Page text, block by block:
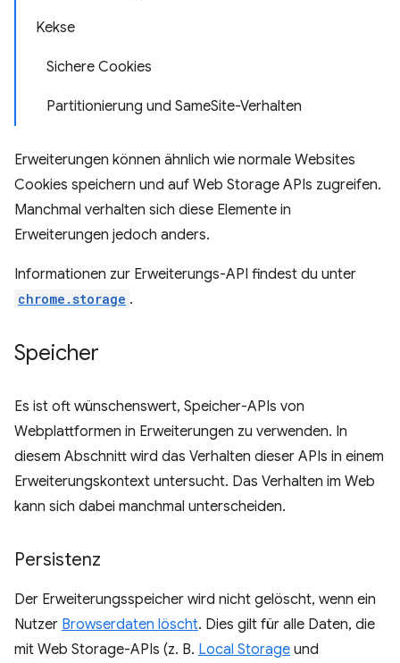
Kekse
Sichere Cookies
Partitionierung und SameSite-Verhalten
Erweiterungen können ähnlich wie normale Websites
Cookies speichern und auf Web Storage APIs zugreifen.
Manchmal verhalten sich diese Elemente in
Erweiterungen jedoch anders.
Informationen zur Erweiterungs-API findest du unter
chrome.storage .
Speicher
Es ist oft wünschenswert, Speicher-APIs von
Webplattformen in Erweiterungen zu verwenden. In
diesem Abschnitt wird das Verhalten dieser APIs in einem
Erweiterungskontext untersucht. Das Verhalten im Web
kann sich dabei manchmal unterscheiden.
Persistenz
Der Erweiterungsspeicher wird nicht gelöscht, wenn ein
Nutzer Browserdaten löscht. Dies gilt für alle Daten, die
mit Web Storage-APIs (z. B. Local Storage und